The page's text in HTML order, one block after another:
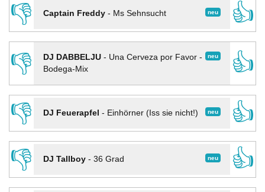
👎
neu
Captain Freddy- Ms Sehnsucht
👍
👎
neu
DJ DABBELJU- Una Cerveza por Favor -
Bodega-Mix
👍
👎
neu
DJ Feuerapfel - Einhörner (Iss sie nicht!)
👍
👎
neu
DJ Tallboy- 36 Grad
👍